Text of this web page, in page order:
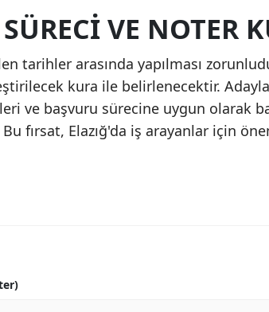
VE NOTER
tarihler arasında yapılması
kura ile belirlenecektir.
ve başvuru sürecine uygun olarak
Bu fırsat, Elazığ'da iş arayanlar için